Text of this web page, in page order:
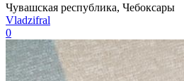
Чувашская республика, Чебоксары
Vladzifral
0